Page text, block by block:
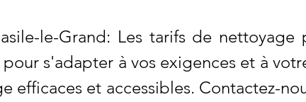
le-Grand: Les tarifs de nettoyage
s'adapter à vos exigences et à
efficaces et accessibles. Contactez-